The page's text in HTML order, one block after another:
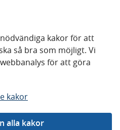
kakor för att
så bra som möjligt. Vi
för att göra
kakor